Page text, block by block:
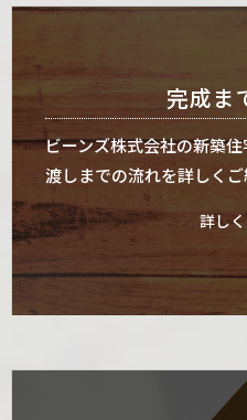
完成ま
ビーンズ株式会社の新築
渡しまでの流れを詳しく
詳し